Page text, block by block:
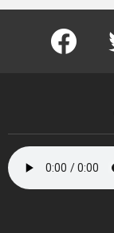
facebook